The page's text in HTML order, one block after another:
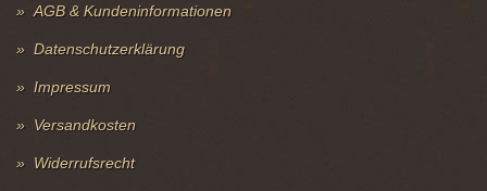
AGB & Kundeninformationen
Datenschutzerklärung
Impressum
Versandkosten
Widerrufsrecht